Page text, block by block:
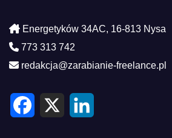
Energetyków 34AC, 16-813 Nysa
773 313 742
redakcja@zarabianie-freelance.pl
F
X